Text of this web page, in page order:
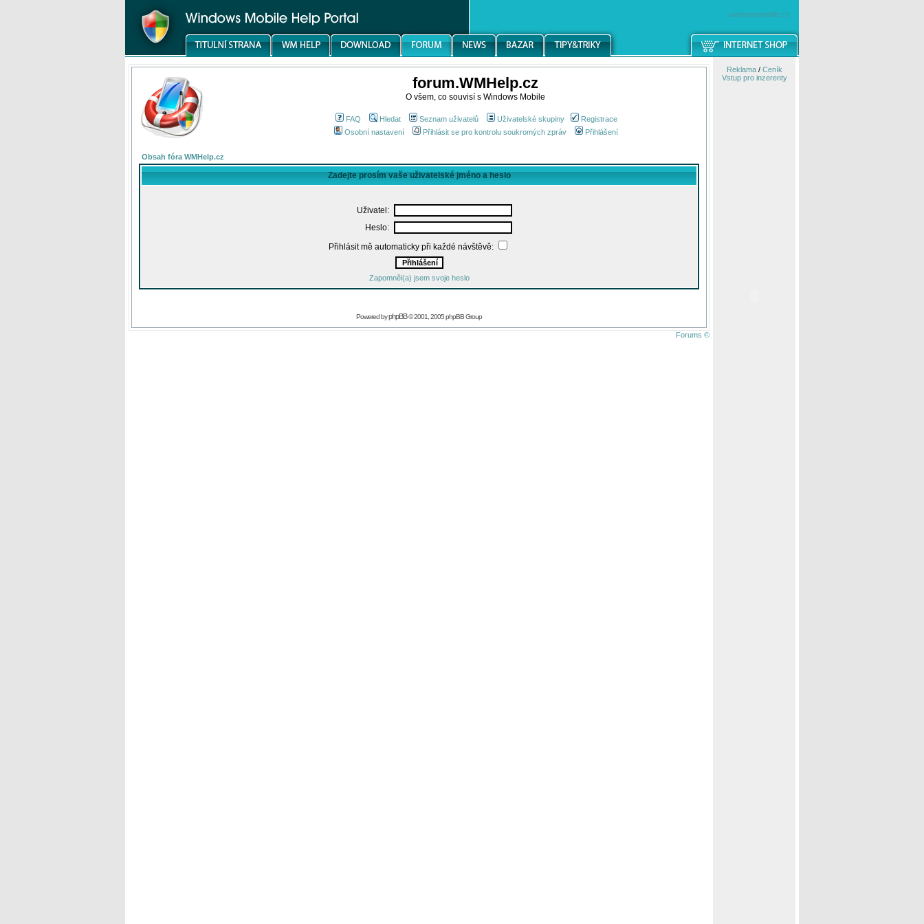
windowsmobile.cz
forum.WMHelp.cz
O všem, co souvisí s Windows Mobile
FAQ Hledat Seznam uživatelů Uživatelské skupiny
Registrace
Osobní nastavení
Přihlásit se pro kontrolu soukromých zpráv Přihlášení
Obsah fóra WMHelp.cz
Zadejte prosím vaše uživatelské jméno a heslo
Uživatel:
Heslo:
Přihlásit mě automaticky při každé návštěvě:
Zapomněl(a) jsem svoje heslo
Powered byphpBB© 2001, 2005 phpBB Group
Forums ©
Reklama/ Ceník
Vstup pro inzerenty